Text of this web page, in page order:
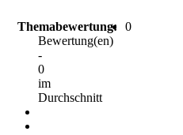
Themabewertung:
0
Bewertung(en)
-
0
im
Durchschnitt